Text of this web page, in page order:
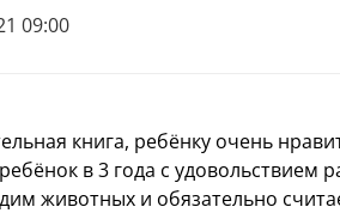
09:00
книга, ребёнку очень
в 3 года с удовольствием
животных и обязательно